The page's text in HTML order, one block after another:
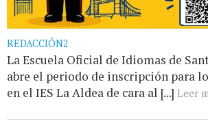
REDACCIÓN2
La Escuela Oficial de Idiomas de
abre el periodo de inscripción para
en el IES La Aldea de cara al [...] Leer